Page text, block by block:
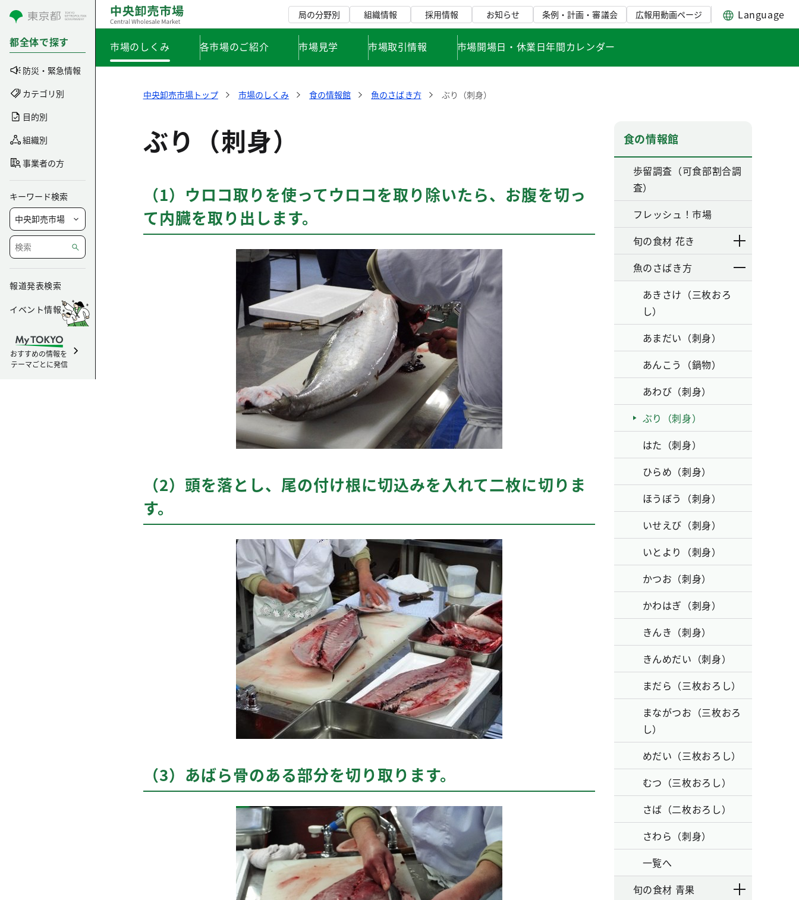
コンテンツにスキップ
都全体で探す
防災・緊急情報
カテゴリ別
目的別
組織別
事業者の方
キーワード検索
報道発表検索
イベント情報
おすすめの情報を
テーマごとに発信
局の分野別 組織情報 採用情報 お知らせ 条例・計画・審議会 広報用動画ページ Language
市場のしくみ 各市場のご紹介 市場見学 市場取引情報 市場開場日・休業日年間カレンダー
中央卸売市場トップ 市場のしくみ 食の情報館 魚のさばき方 ぶり（刺身）
ぶり（刺身）
（1）ウロコ取りを使ってウロコを取り除いたら、お腹を切っ
て内臓を取り出します。
（2）頭を落とし、尾の付け根に切込みを入れて二枚に切りま
す。
（3）あばら骨のある部分を切り取ります。
食の情報館
歩留調査（可食部割合調
査）
フレッシュ！市場
旬の食材 花き
魚のさばき方
あきさけ（三枚おろ
し）
あまだい（刺身）
あんこう（鍋物）
あわび（刺身）
ぶり（刺身）
はた（刺身）
ひらめ（刺身）
ほうぼう（刺身）
いせえび（刺身）
いとより（刺身）
かつお（刺身）
かわはぎ（刺身）
きんき（刺身）
きんめだい（刺身）
まだら（三枚おろし）
まながつお（三枚おろ
し）
めだい（三枚おろし）
むつ（三枚おろし）
さば（二枚おろし）
さわら（刺身）
一覧へ
旬の食材 青果